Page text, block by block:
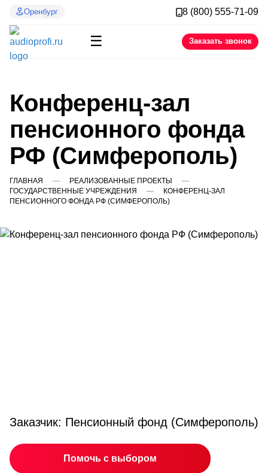
Оренбург 8 (800) 555-71-09
☰ Заказать звонок
Конференц-зал
пенсионного фонда
РФ (Симферополь)
ГЛАВНАЯ
РЕАЛИЗОВАННЫЕ ПРОЕКТЫ
ГОСУДАРСТВЕННЫЕ УЧРЕЖДЕНИЯ
КОНФЕРЕНЦ-ЗАЛ
ПЕНСИОННОГО ФОНДА РФ (СИМФЕРОПОЛЬ)
Заказчик: Пенсионный фонд (Симферополь)
Помочь с выбором